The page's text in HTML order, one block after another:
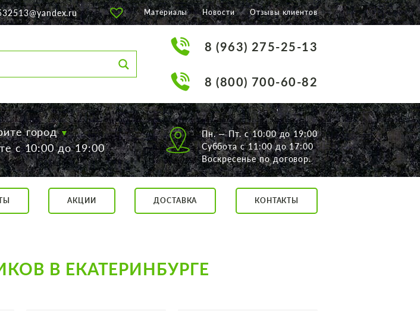
Материалы Новости Отзывы клиентов
8 (963) 275-25-13
8 (800) 700-60-82
город
с 10:00 до 19:00
Пн. — Пт. с 10:00 до 19:00
Суббота с 11:00 до 17:00
Воскресенье по договор.
АКЦИИ ДОСТАВКА КОНТАКТЫ
В ЕКАТЕРИНБУРГЕ